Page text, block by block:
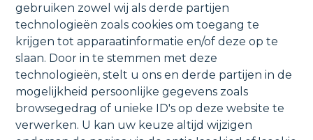
gebruiken zowel wij als derde partijen
technologieën zoals cookies om toegang te
krijgen tot apparaatinformatie en/of deze op te
slaan. Door in te stemmen met deze
technologieën, stelt u ons en derde partijen in de
mogelijkheid persoonlijke gegevens zoals
browsegedrag of unieke ID's op deze website te
verwerken. U kan uw keuze altijd wijzigen
Nieuw in ons aanbod